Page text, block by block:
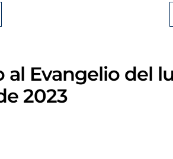
al Evangelio del
2023